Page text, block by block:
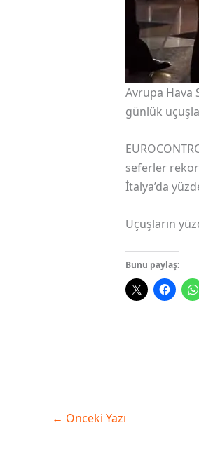
Avrupa Hava
günlük
seferler rekor
İtalya’da
Uçuşların
Bunu paylaş:
← Önceki Yazı